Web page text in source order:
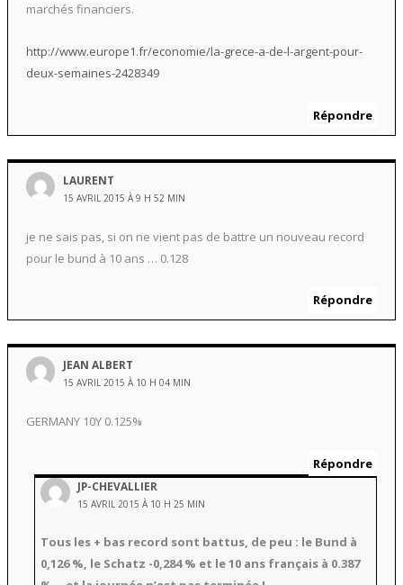
marchés financiers.
http://www.europe1.fr/economie/la-grece-a-de-l-argent-pour-
deux-semaines-2428349
Répondre
LAURENT
15 AVRIL 2015 À 9 H 52 MIN
je ne sais pas, si on ne vient pas de battre un nouveau record
pour le bund à 10 ans … 0.128
Répondre
JEAN ALBERT
15 AVRIL 2015 À 10 H 04 MIN
GERMANY 10Y 0.125%
Répondre
JP-CHEVALLIER
15 AVRIL 2015 À 10 H 25 MIN
Tous les + bas record sont battus, de peu : le Bund à
0,126 %, le Schatz -0,284 % et le 10 ans français à 0.387